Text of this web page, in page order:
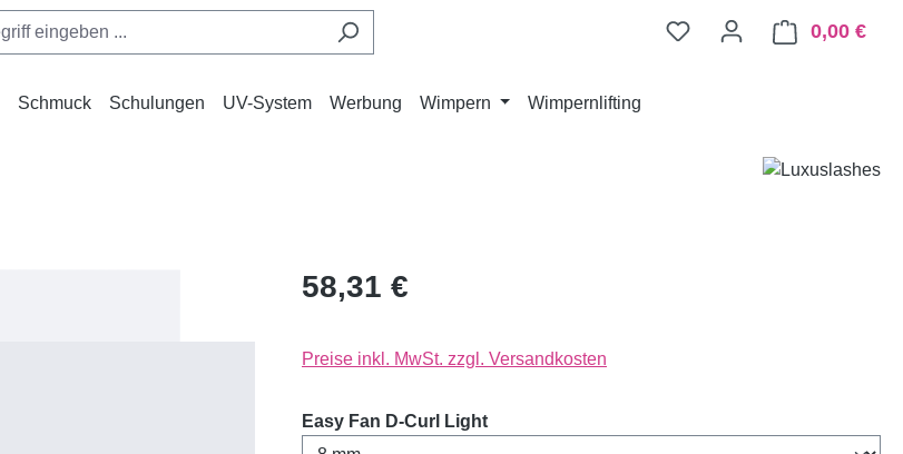
0,00 €
Schmuck Schulungen UV-System Werbung Wimpern Wimpernlifting
58,31 €
Preise inkl. MwSt. zzgl. Versandkosten
Easy Fan D-Curl Lightauswählen